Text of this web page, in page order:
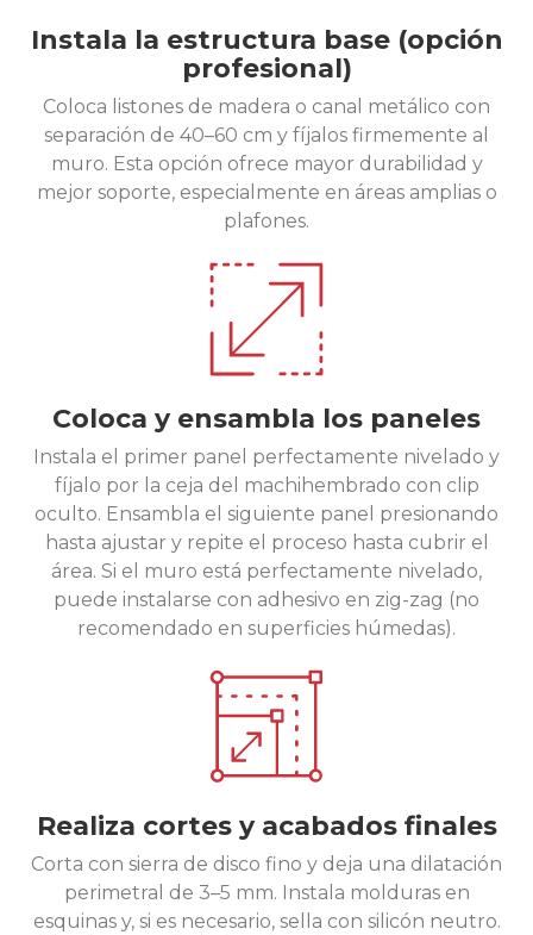
Instala la estructura base (opción
profesional)
Coloca listones de madera o canal metálico con
separación de 40–60 cm y fíjalos firmemente al
muro. Esta opción ofrece mayor durabilidad y
mejor soporte, especialmente en áreas amplias o
plafones.
Coloca y ensambla los paneles
Instala el primer panel perfectamente nivelado y
fíjalo por la ceja del machihembrado con clip
oculto. Ensambla el siguiente panel presionando
hasta ajustar y repite el proceso hasta cubrir el
área. Si el muro está perfectamente nivelado,
puede instalarse con adhesivo en zig-zag (no
recomendado en superficies húmedas).
Realiza cortes y acabados finales
Corta con sierra de disco fino y deja una dilatación
perimetral de 3–5 mm. Instala molduras en
esquinas y, si es necesario, sella con silicón neutro.